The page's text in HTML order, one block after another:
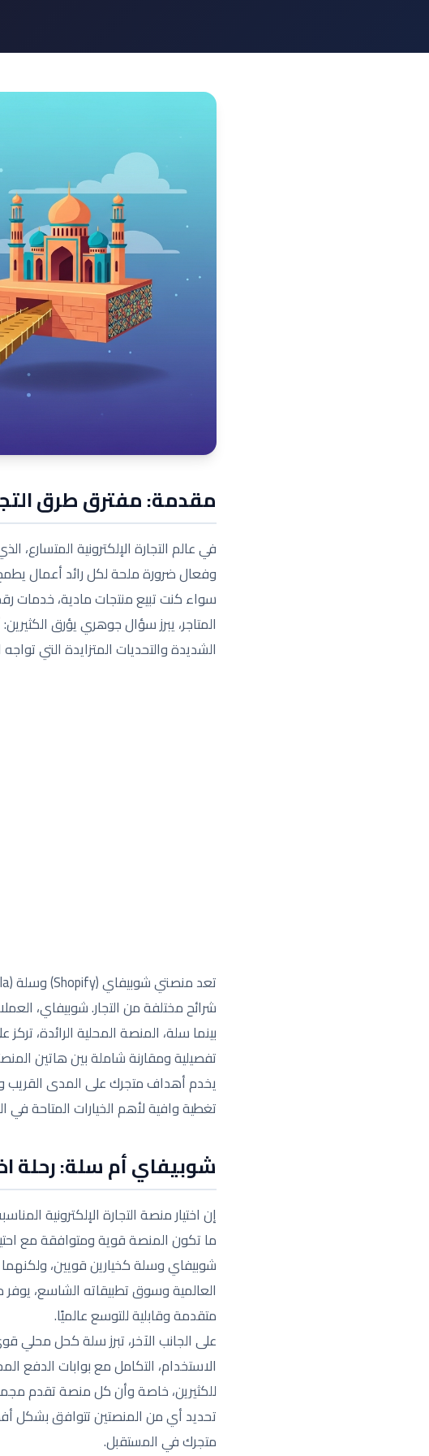
مقدمة: مفترق طرق
في عالم التجارة الإلكترونية
وفعال ضرورة ملحة لكل رائد أعمال يطمح
سواء كنت تبيع منتجات مادية، خدمات
المتاجر، يبرز سؤال جوهري يؤرق
الشديدة والتحديات المتزايدة التي تواجه
شرائح مختلفة من التجار. شوبيفاي،
بينما سلة، المنصة المحلية الرائدة،
تفصيلية ومقارنة شاملة بين هاتين
تغطية وافية لأهم الخيارات المتاحة في
شوبيفاي أم سلة: رحلة
إن اختيار منصة التجارة الإلكترونية
ما تكون المنصة قوية ومتوافقة مع
شوبيفاي وسلة كخيارين قويين، ولكنهما
العالمية وسوق تطبيقاته الشاسع،
متقدمة وقابلية للتوسع عالميًا.
على الجانب الآخر، تبرز سلة كحل
الاستخدام، التكامل مع بوابات الدفع
للكثيرين، خاصة وأن كل منصة تقدم
تحديد أي من المنصتين تتوافق بشكل أفضل
متجرك في المستقبل.